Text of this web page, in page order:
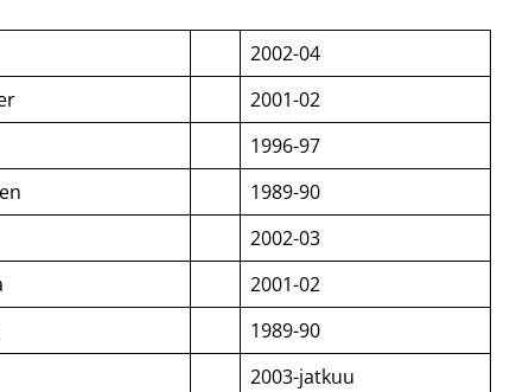
2002-04
2001-02
1996-97
1989-90
2002-03
2001-02
1989-90
2003-jatkuu